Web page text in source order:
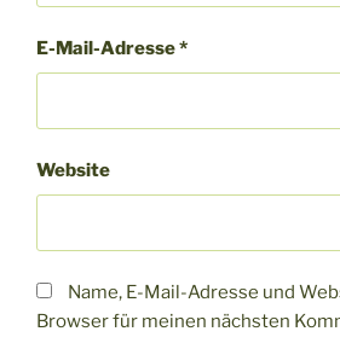
E-Mail-Adresse*
Website
Name, E-Mail-Adresse und
Browser für meinen nächsten